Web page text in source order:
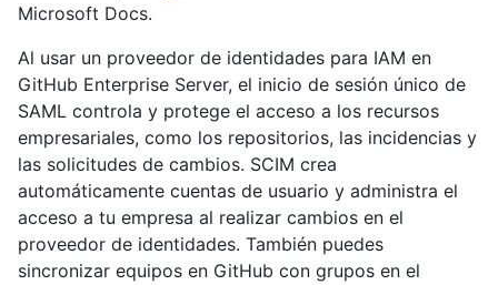
Microsoft Docs.
Al usar un proveedor de identidades para IAM en
GitHub Enterprise Server, el inicio de sesión único de
SAML controla y protege el acceso a los recursos
empresariales, como los repositorios, las incidencias y
las solicitudes de cambios. SCIM crea
automáticamente cuentas de usuario y administra el
acceso a tu empresa al realizar cambios en el
proveedor de identidades. También puedes
sincronizar equipos en GitHub con grupos en el